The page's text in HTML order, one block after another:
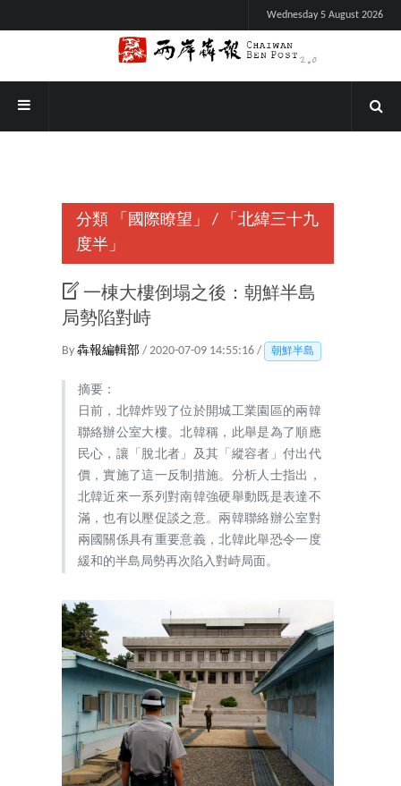
Wednesday 5 August 2026
分類 「國際瞭望」 /
「北緯三十九
度半」
一棟大樓倒塌之後：朝鮮半島
局勢陷對峙
By 犇報編輯部 / 2020-07-09 14:55:16 / 朝鮮半島
摘要：
日前，北韓炸毀了位於開城工業園區的兩韓
聯絡辦公室大樓。北韓稱，此舉是為了順應
民心，讓「脫北者」及其「縱容者」付出代
價，實施了這一反制措施。分析人士指出，
北韓近來一系列對南韓強硬舉動既是表達不
滿，也有以壓促談之意。兩韓聯絡辦公室對
兩國關係具有重要意義，北韓此舉恐令一度
緩和的半島局勢再次陷入對峙局面。